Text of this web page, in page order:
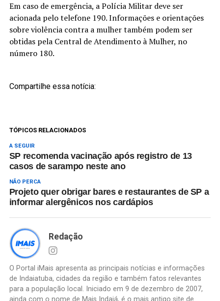
Em caso de emergência, a Polícia Militar deve ser
acionada pelo telefone 190. Informações e orientações
sobre violência contra a mulher também podem ser
obtidas pela Central de Atendimento à Mulher, no
número 180.
Compartilhe essa notícia:
TÓPICOS RELACIONADOS
A SEGUIR
SP recomenda vacinação após registro de 13
casos de sarampo neste ano
NÃO PERCA
Projeto quer obrigar bares e restaurantes de SP a
informar alergênicos nos cardápios
Redação
O Portal iMais apresenta as principais notícias e informações
de Indaiatuba, cidades da região e também fatos relevantes
para a população local. Iniciado em 9 de dezembro de 2007,